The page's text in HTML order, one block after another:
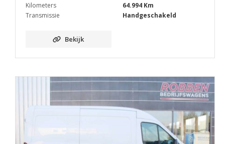
Kilometers
64.994 Km
Transmissie
Handgeschakeld
Bekijk